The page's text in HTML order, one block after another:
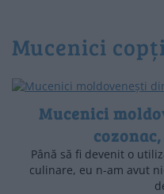
mucenici
Mucenici
Până să fi devenit o
culinare, eu n-am avut